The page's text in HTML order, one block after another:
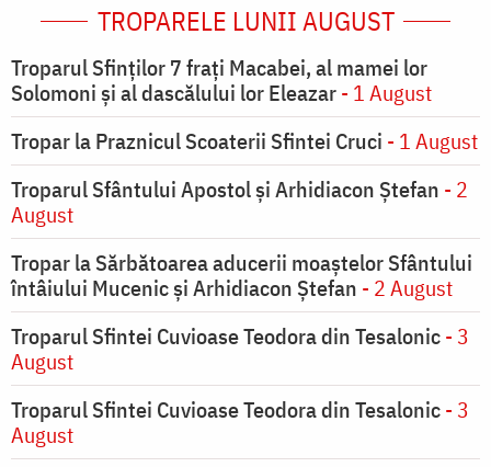
TROPARELE LUNII AUGUST
Troparul Sfinţilor 7 fraţi Macabei, al mamei lor
Solomoni şi al dascălului lor Eleazar- 1 August
Tropar la Praznicul Scoaterii Sfintei Cruci - 1 August
Troparul Sfântului Apostol și Arhidiacon Ștefan - 2
August
Tropar la Sărbătoarea aducerii moaştelor Sfântului
întâiului Mucenic şi Arhidiacon Ştefan - 2 August
Troparul Sfintei Cuvioase Teodora din Tesalonic- 3
August
Troparul Sfintei Cuvioase Teodora din Tesalonic- 3
August